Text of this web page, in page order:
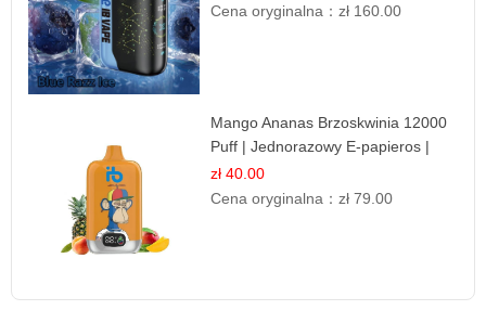
Cena oryginalna：zł 160.00
Mango Ananas Brzoskwinia 12000
Puff | Jednorazowy E-papieros |
Tropikalny Smak
zł 40.00
Cena oryginalna：zł 79.00